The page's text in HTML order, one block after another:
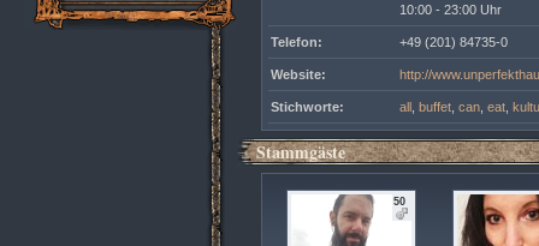
10:00 - 23:00 Uhr
Telefon: +49 (201) 84735-0
Website: http://
Stichworte: all buffet can eat
Stammgäste
50